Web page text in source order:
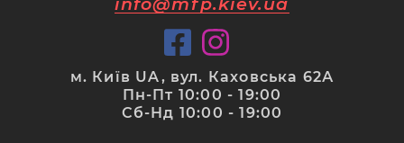
м. Київ UA, вул. Каховська 62А
Пн-Пт 10:00 - 19:00
Сб-Нд 10:00 - 19:00